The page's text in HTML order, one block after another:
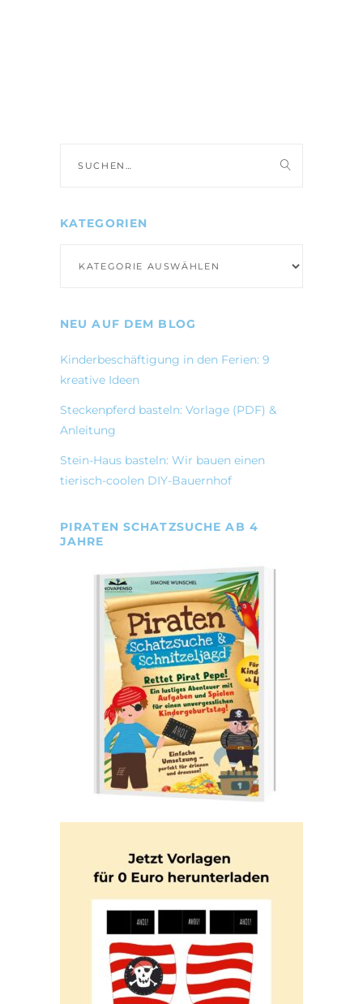
nach:
KATEGORIEN
NEU AUF DEM BLOG
Kinderbeschäftigung in den Ferien: 9
kreative Ideen
Steckenpferd basteln: Vorlage (PDF) &
Anleitung
Stein-Haus basteln: Wir bauen einen
tierisch-coolen DIY-Bauernhof
PIRATEN SCHATZSUCHE AB 4
JAHRE